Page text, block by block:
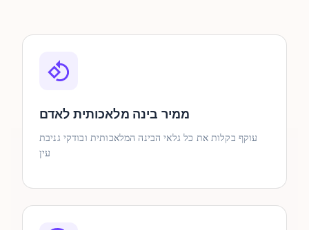
ממיר בינה מלאכותית לאדם
עוקף בקלות את כל גלאי הבינה המלאכותית ובודקי גניבת
עין